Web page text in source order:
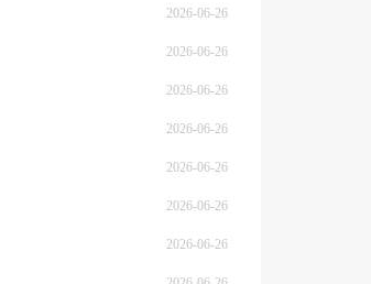
2026-06-26
2026-06-26
2026-06-26
2026-06-26
2026-06-26
2026-06-26
2026-06-26